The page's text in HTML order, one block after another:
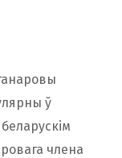
ў
члена